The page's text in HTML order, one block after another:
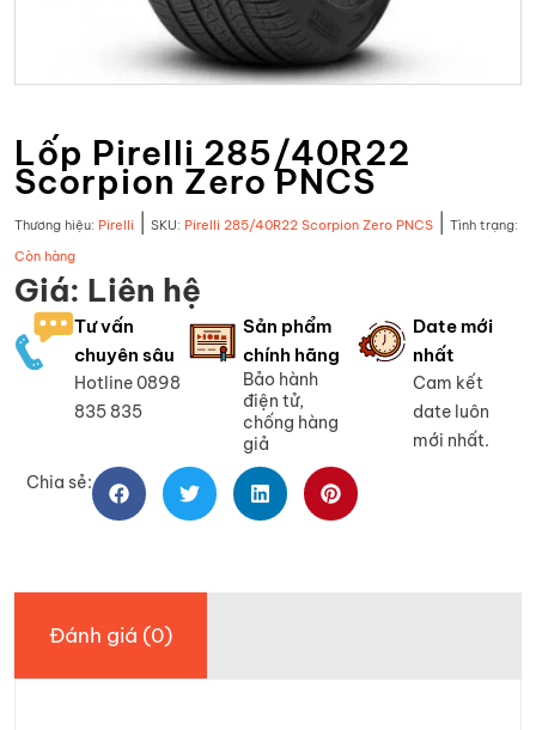
Lốp Pirelli 285/40R22
Scorpion Zero PNCS
Thương hiệu: Pirelli SKU: Pirelli 285/40R22 Scorpion Zero PNCS
Tình trạng:
Còn hàng
Giá: Liên hệ
Tư vấn
chuyên sâu
Hotline 0898
835 835
Sản phẩm
chính hãng
Bảo hành
điện tử,
chống hàng
giả
Date mới
nhất
Cam kết
date luôn
mới nhất.
Chia sẻ:
Đánh giá (0)